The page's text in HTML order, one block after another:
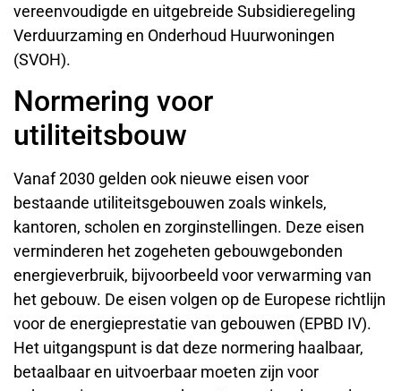
vereenvoudigde en uitgebreide Subsidieregeling
Verduurzaming en Onderhoud Huurwoningen
(SVOH).
Normering voor
utiliteitsbouw
Vanaf 2030 gelden ook nieuwe eisen voor
bestaande utiliteitsgebouwen zoals winkels,
kantoren, scholen en zorginstellingen. Deze eisen
verminderen het zogeheten gebouwgebonden
energieverbruik, bijvoorbeeld voor verwarming van
het gebouw. De eisen volgen op de Europese richtlijn
voor de energieprestatie van gebouwen (EPBD IV).
Het uitgangspunt is dat deze normering haalbaar,
betaalbaar en uitvoerbaar moeten zijn voor